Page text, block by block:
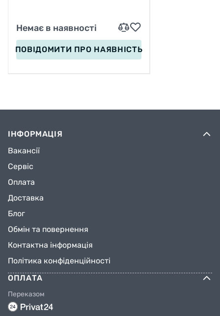
Немає в наявності
ПОВІДОМИТИ ПРО НАЯВНІСТЬ
ІНФОРМАЦІЯ
Вакансії
Сервіс
Оплата
Доставка
Блог
Обмін та повернення
Контактна інформація
Політика конфіденційності
ОПЛАТА
Переказом